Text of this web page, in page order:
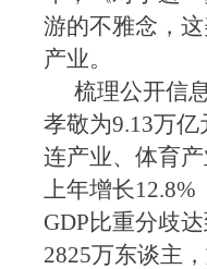
游的不雅念，
产业。
梳理公开信
孝敬为9.13万亿
连产业、体育
上年增长12.8%
GDP比重分歧
2825万东谈主